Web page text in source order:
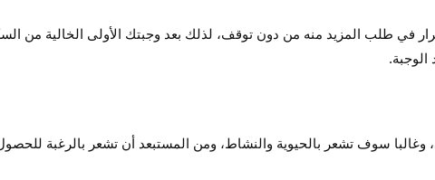
في طلب المزيد منه من دون توقف، لذلك بعد وجبتك الأولى الخالية من
وغالبا سوف تشعر بالحيوية والنشاط، ومن المستبعد أن تشعر بالرغبة